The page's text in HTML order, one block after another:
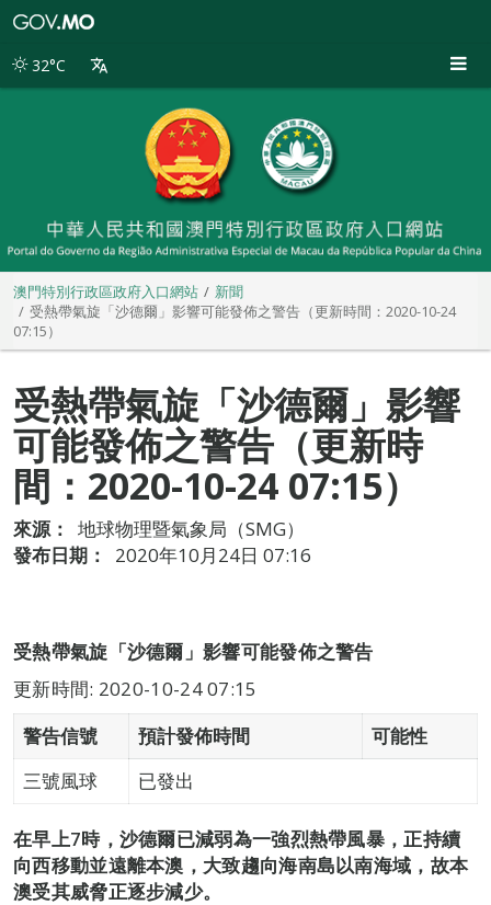
別
32°C
澳門特別行政區政府入口網站
新聞
受熱帶氣旋「沙德爾」影響可能發佈之警告（更新時間：2020-10-24
07:15）
受熱帶氣旋「沙德爾」影響
可能發佈之警告（更新時
間：2020-10-24 07:15）
來源：
地球物理暨氣象局（SMG）
發布日期：
2020年10月24日 07:16
受熱帶氣旋「沙德爾」影響可能發佈之警告
更新時間: 2020-10-24 07:15
警告信號
預計發佈時間
可能性
三號風球
已發出
在早上7時，沙德爾已減弱為一強烈熱帶風暴，正持續
向西移動並遠離本澳，大致趨向海南島以南海域，故本
澳受其威脅正逐步減少。